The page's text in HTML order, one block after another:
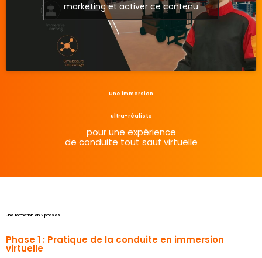
marketing et activer ce contenu
Une immersion
ultra-réaliste
pour une expérience
de conduite tout sauf virtuelle
Une formation en 2 phases
Phase 1 : Pratique de la conduite en immersion
virtuelle